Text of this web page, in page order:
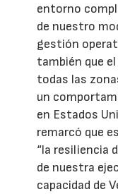
entorno
de nuestro
gestión
también que
todas las
un
en Estados
remarcó que
“la resiliencia
de nuestra
capacidad de